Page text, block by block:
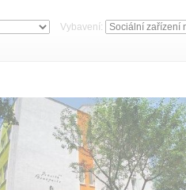
Vybavení: